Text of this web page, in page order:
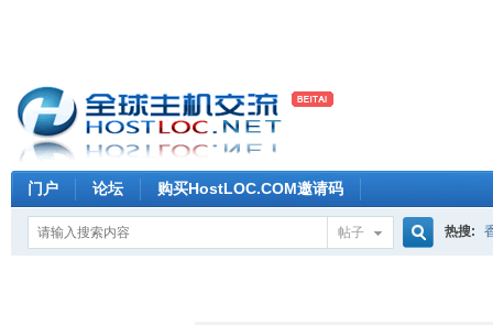
门户 论坛 购买HostLOC.COM邀请码
帖子 热搜: